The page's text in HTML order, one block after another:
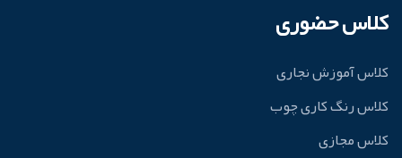
کلاس حضوری
کلاس آموزش نجاری
کلاس رنگ کاری چوب
کلاس مجازی